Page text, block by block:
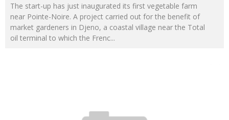
The start-up has just inaugurated its first vegetable farm
near Pointe-Noire. A project carried out for the benefit of
market gardeners in Djeno, a coastal village near the Total
oil terminal to which the Frenc...